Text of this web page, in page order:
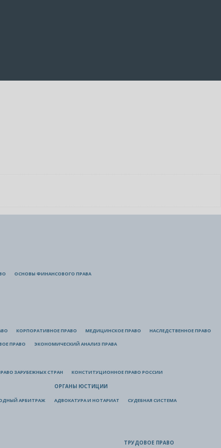
ОСНОВЫ ФИНАНСОВОГО ПРАВА
КОРПОРАТИВНОЕ ПРАВО МЕДИЦИНСКОЕ ПРАВО НАСЛЕДСТВЕННОЕ ПРАВО
ПРАВО ЭКОНОМИЧЕСКИЙ АНАЛИЗ ПРАВА
ЗАРУБЕЖНЫХ СТРАН КОНСТИТУЦИОННОЕ ПРАВО РОССИИ
АРБИТРАЖ
ОРГАНЫ ЮСТИЦИИ
АДВОКАТУРА И НОТАРИАТ СУДЕБНАЯ СИСТЕМА
ТРУДОВОЕ ПРАВО